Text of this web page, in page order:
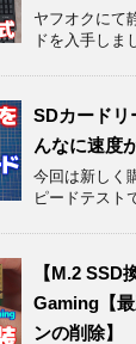
ヤフオクにて
ドを入手しま
SDカードリ
んなに速度
今回は新しく
ピードテスト
【M.2 SSD
Gaming【
ンの削除】